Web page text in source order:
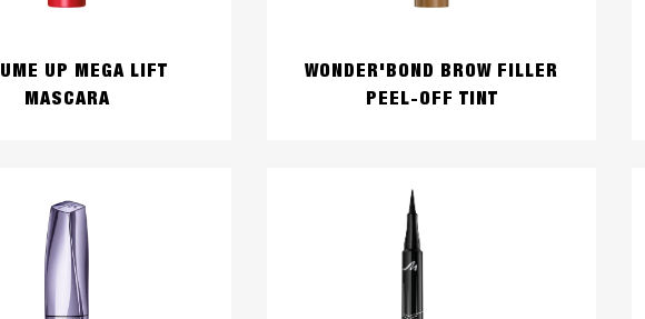
UP MEGA LIFT
MASCARA
WONDER'BOND BROW FILLER
PEEL-OFF TINT